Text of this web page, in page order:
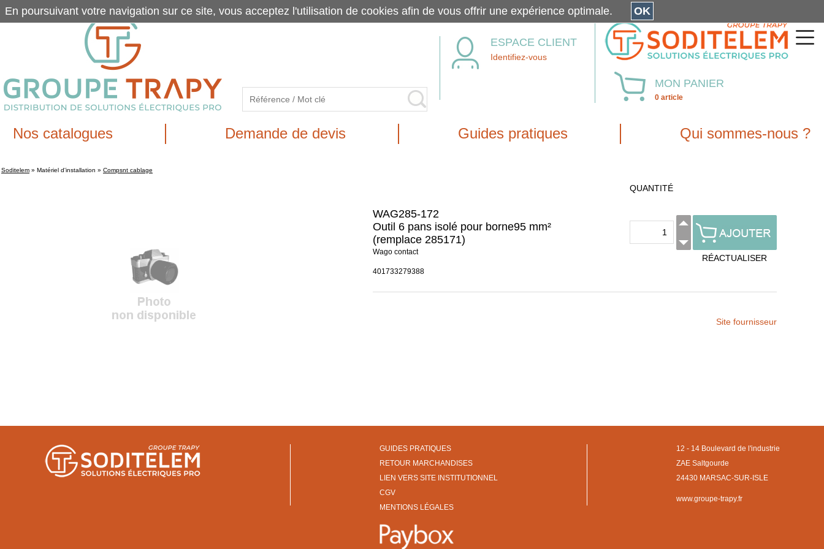
ESPACE CLIENT
Identifiez-vous
MON PANIER
0 article
Nos catalogues Demande de devis Guides pratiques Qui sommes-nous ?
Soditelem » Matériel d'installation » Compsnt cablage
WAG285-172
Outil 6 pans isolé pour borne95 mm²
(remplace 285171)
Wago contact
401733279388
QUANTITÉ
RÉACTUALISER
Site fournisseur
GUIDES PRATIQUES
RETOUR MARCHANDISES
LIEN VERS SITE INSTITUTIONNEL
CGV
MENTIONS LÉGALES
12 - 14 Boulevard de l'industrie
ZAE Saltgourde
24430 MARSAC-SUR-ISLE
www.groupe-trapy.fr
En poursuivant votre navigation sur ce site, vous acceptez l'utilisation de cookies afin de vous offrir une expérience optimale. OK